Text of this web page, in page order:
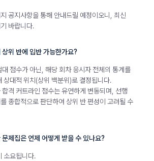
공지사항을 통해 안내드릴 예정이오니, 최신
바랍니다.
위 반에 입반 가능한가요?
대 점수가 아닌, 해당 회차 응시자 전체의 통계를
상대적 위치(상위 백분위)로 결정됩니다.
격 커트라인 점수는 유연하게 변동되며, 선행
종합적으로 판단하여 상위 반 편성이 고려될 수
제집은 언제 어떻게 받을 수 있나요?
소요됩니다.